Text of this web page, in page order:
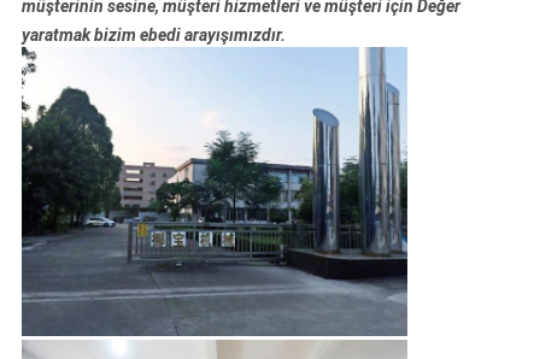
müşterinin sesine, müşteri hizmetleri ve müşteri için Değer
yaratmak bizim ebedi arayışımızdır.